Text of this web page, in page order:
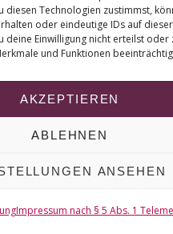
diesen Technologien zustimmst,
oder eindeutige IDs auf
deine Einwilligung nicht erteilst oder
und Funktionen
AKZEPTIEREN
ABLEHNEN
ANSEHEN
Impressum nach § 5 Abs. 1